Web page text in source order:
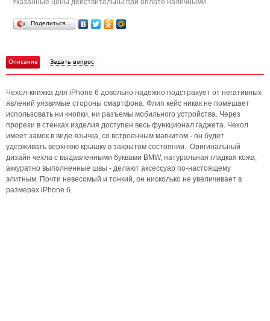
Указанные цены действительны при оплате наличными.
Поделиться…
Описание Задать вопрос
Чехол-книжка для iPhone 6 довольно надежно подстрахует от негативных
явлений уязвимые стороны смартфона. Флип кейс никак не помешает
использовать ни кнопки, ни разъемы мобильного устройства. Через
прорези в стенках изделия доступен весь функционал гаджета. Чехол
имеет замок в виде язычка, со встроенным магнитом - он будет
удерживать верхнюю крышку в закрытом состоянии. Оригинальный
дизайн чехла с выдавленными буквами BMW, натуральная гладкая кожа,
аккуратно выполненные швы - делают аксессуар по-настоящему
элитным. Почти невесомый и тонкий, он нисколько не увеличивает в
размерах iPhone 6.